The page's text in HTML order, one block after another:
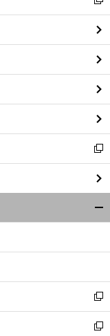
閉
る
新
し
い
ウ
ィ
ン
ド
ウ
で
開
く
新
し
い
ウ
ィ
ン
ウ
開
く
新
し
い
新